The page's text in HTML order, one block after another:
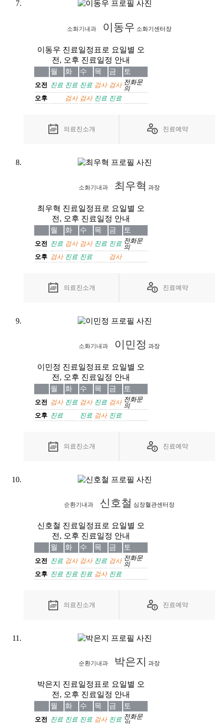
소화기내과 이동우 소화기센터장
의료진소개 진료예약
이동우 진료일정표로 요일별 오
전, 오후 진료일정 안내
월 화 수 목 금 토
오전 진료 진료 진료 검사 검사 전화문
의
오후
검사 검사 진료 진료
소화기내과 최우혁 과장
의료진소개 진료예약
최우혁 진료일정표로 요일별 오
전, 오후 진료일정 안내
월 화 수 목 금 토
오전 진료 검사 검사 진료 진료 전화문
의
오후 검사 진료 진료 검사
소화기내과 이민정 과장
의료진소개 진료예약
이민정 진료일정표로 요일별 오
전, 오후 진료일정 안내
월 화 수 목 금 토
오전 검사 진료 검사 진료 검사 전화문
의
오후 진료 진료 검사 진료
순환기내과 신호철 심장혈관센터장
의료진소개 진료예약
신호철 진료일정표로 요일별 오
전, 오후 진료일정 안내
월 화 수 목 금 토
오전 진료 검사 검사 진료 검사 전화문
의
오후 진료 진료 진료 검사 진료
순환기내과 박은지 과장
박은지 진료일정표로 요일별 오
전, 오후 진료일정 안내
월 화 수 목 금 토
오전 진료 진료 진료 검사 진료 전화문